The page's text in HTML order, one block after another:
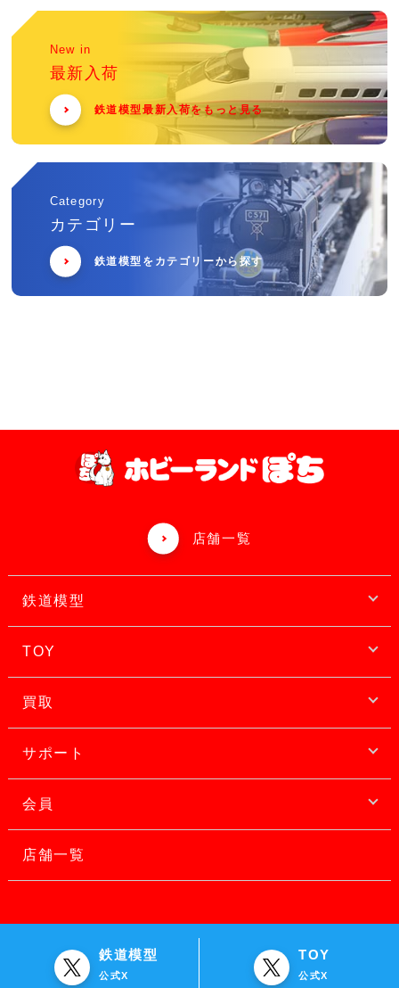
New in
最新入荷
鉄道模型最新入荷をもっと見る
Category
カテゴリー
鉄道模型をカテゴリーから探す
店舗一覧
鉄道模型
TOY
買取
サポート
会員
店舗一覧
鉄道模型
公式X
TOY
公式X